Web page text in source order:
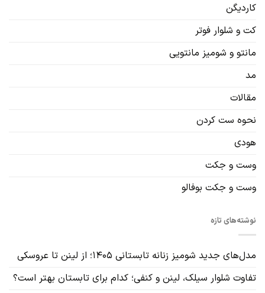
کاردیگن‌
کت و شلوار فوتر
مانتو و شومیز مانتویی
مد
مقالات
نحوه ست کردن
هودی
وست و جکت
وست و جکت بوفالو
نوشته‌های تازه
مدل‌های جدید شومیز زنانه تابستانی ۱۴۰۵؛ از لینن تا عروسکی
تفاوت شلوار سیلک، لینن و کنفی؛ کدام برای تابستان بهتر است؟